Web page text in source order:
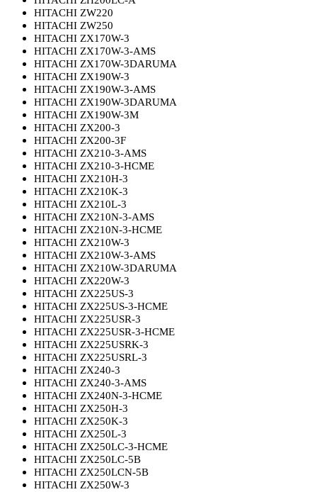
HITACHI ZW220
HITACHI ZW250
HITACHI ZX170W-3
HITACHI ZX170W-3-AMS
HITACHI ZX170W-3DARUMA
HITACHI ZX190W-3
HITACHI ZX190W-3-AMS
HITACHI ZX190W-3DARUMA
HITACHI ZX190W-3M
HITACHI ZX200-3
HITACHI ZX200-3F
HITACHI ZX210-3-AMS
HITACHI ZX210-3-HCME
HITACHI ZX210H-3
HITACHI ZX210K-3
HITACHI ZX210L-3
HITACHI ZX210N-3-AMS
HITACHI ZX210N-3-HCME
HITACHI ZX210W-3
HITACHI ZX210W-3-AMS
HITACHI ZX210W-3DARUMA
HITACHI ZX220W-3
HITACHI ZX225US-3
HITACHI ZX225US-3-HCME
HITACHI ZX225USR-3
HITACHI ZX225USR-3-HCME
HITACHI ZX225USRK-3
HITACHI ZX225USRL-3
HITACHI ZX240-3
HITACHI ZX240-3-AMS
HITACHI ZX240N-3-HCME
HITACHI ZX250H-3
HITACHI ZX250K-3
HITACHI ZX250L-3
HITACHI ZX250LC-3-HCME
HITACHI ZX250LC-5B
HITACHI ZX250LCN-5B
HITACHI ZX250W-3